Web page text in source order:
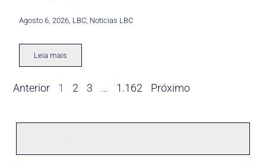
Agosto 6, 2026 LBC Noticias LBC
Leia mais
Anterior 1 2 3 … 1.162 Próximo